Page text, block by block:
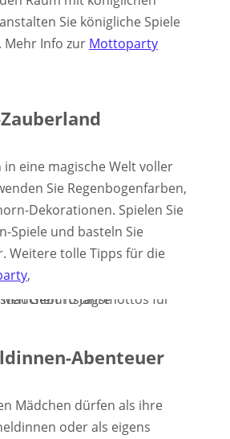
Sie königliche Spiele
Mehr Info zur Mottoparty
in eine magische Welt voller
Sie Regenbogenfarben,
Dekorationen. Spielen Sie
Spiele und basteln Sie
Weitere tolle Tipps für die
,
Abenteuer
Mädchen dürfen als ihre
oder als eigens